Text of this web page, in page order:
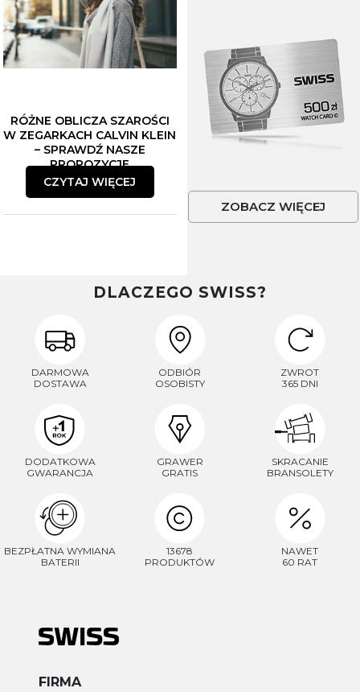
RÓŻNE OBLICZA SZAROŚCI
W ZEGARKACH CALVIN KLEIN
– SPRAWDŹ NASZE
PROPOZYCJE
CZYTAJ WIĘCEJ
ZOBACZ WIĘCEJ
DLACZEGO SWISS?
DARMOWA
DOSTAWA
ODBIÓR
OSOBISTY
ZWROT
365 DNI
DODATKOWA
GWARANCJA
GRAWER
GRATIS
SKRACANIE
BRANSOLETY
BEZPŁATNA WYMIANA
BATERII
13678
PRODUKTÓW
NAWET
60 RAT
FIRMA